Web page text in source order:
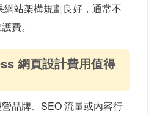
網站架構規劃良好，通常不
費。
網頁設計費用值得
品牌、SEO 流量或內容行